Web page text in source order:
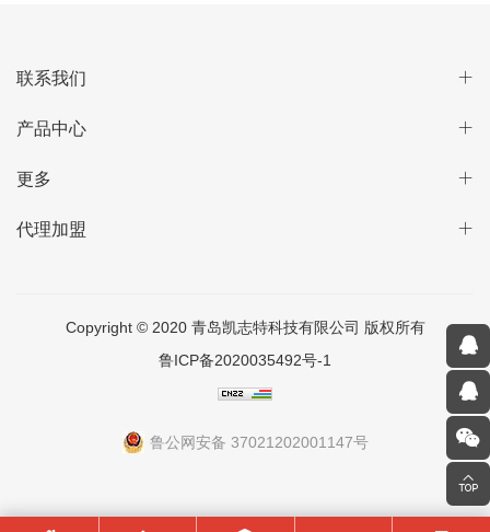
联系我们
产品中心
更多
代理加盟
Copyright © 2020 青岛凯志特科技有限公司 版权所有
鲁ICP备2020035492号-1
鲁公网安备 37021202001147号